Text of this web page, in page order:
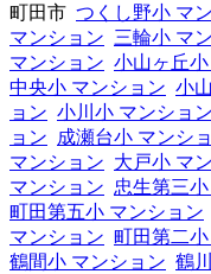
町田市 つくし野小 マ
マンション 三輪小 マ
マンション 小山ヶ丘
中央小 マンション 小
ョン 小川小 マンション
ョン
成瀬台小 マンシ
マンション 大戸小 マ
マンション 忠生第三
町田第五小 マンション
マンション 町田第二
鶴間小 マンション 鶴